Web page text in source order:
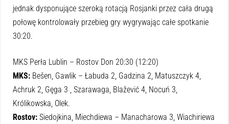
jednak dysponujące szeroką rotacją Rosjanki przez cała drugą
połowę kontrolowały przebieg gry wygrywając całe spotkanie
30:20.
MKS Perła Lublin – Rostov Don 20:30 (12:20)
MKS: Bešen, Gawlik – Łabuda 2, Gadzina 2, Matuszczyk 4,
Achruk 2, Gęga 3 , Szarawaga, Blažević 4, Nocuń 3,
Królikowska, Olek.
Rostov: Siedojkina, Miechdiewa – Manacharowa 3, Wiachiriewa